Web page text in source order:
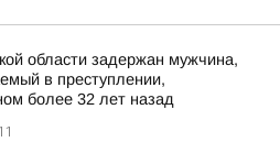
области задержан мужчина,
в преступлении,
более 32 лет назад